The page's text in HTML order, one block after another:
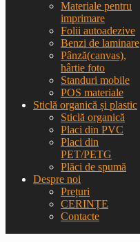
Materiale pentru
imprimare
Folii autoadezive
Benzi de laminare
Pânză(canvas),
hârtie foto
Standuri mobile
POS materiale
Sticlă organică și plastic
Sticlă organică
Placi din PVC
Placi din
PET/PETG
Plăci de spumă
Despre noi
Prețuri
CERINȚE
Contacte